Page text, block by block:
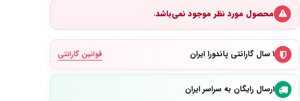
محصول مورد نظر موجود نمی‌باشد.
۱ سال گارانتی پاندورا ایران قوانین گارانتی
ارسال رایگان به سراسر ایران